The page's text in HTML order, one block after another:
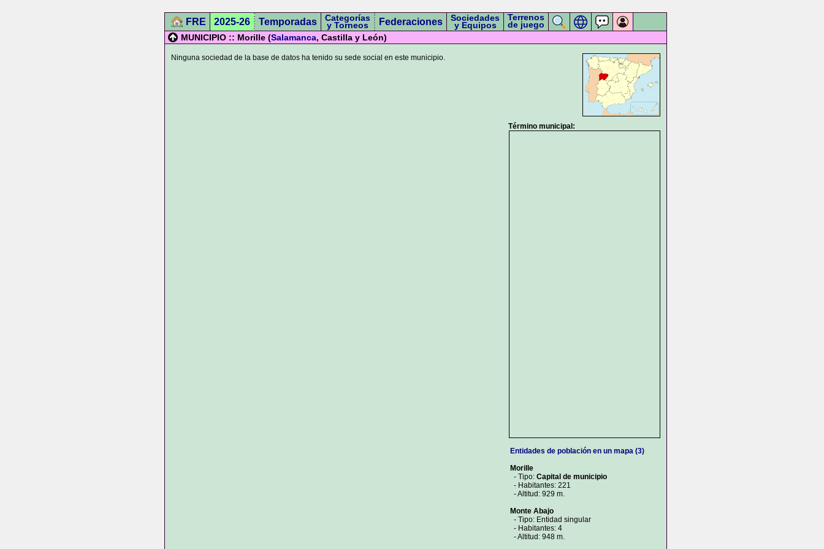
FRE 2025-26 Temporadas Categorías
y Torneos Federaciones Sociedades
y Equipos
Terrenos
de juego
MUNICIPIO :: Morille (Salamanca, Castilla y León)
Término municipal:
Entidades de población en un mapa (3)
Morille
- Tipo: Capital de municipio
- Habitantes: 221
- Altitud: 929 m.
Monte Abajo
- Tipo: Entidad singular
- Habitantes: 4
- Altitud: 948 m.
Ninguna sociedad de la base de datos ha tenido su sede social en este municipio.